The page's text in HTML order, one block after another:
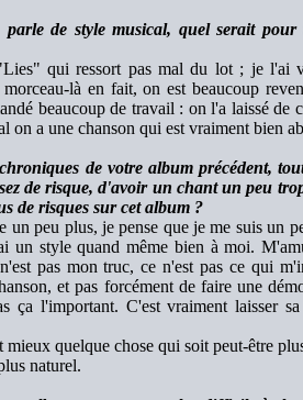
de style musical, quel serait
qui ressort pas mal du lot ; je l'ai
là en fait, on est beaucoup
beaucoup de travail : on l'a laissé de
on a une chanson qui est vraiment bien
de votre album précédent,
de risque, d'avoir un chant un peu
de risques sur cet album ?
un peu plus, je pense que je me suis un
un style quand même bien à moi.
pas mon truc, ce n'est pas ce qui
et pas forcément de faire une
ça l'important. C'est vraiment laisser
quelque chose qui soit peut-être
naturel.